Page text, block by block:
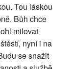
Tou láskou
Bůh chce
milovat
nyní i na
se snažit